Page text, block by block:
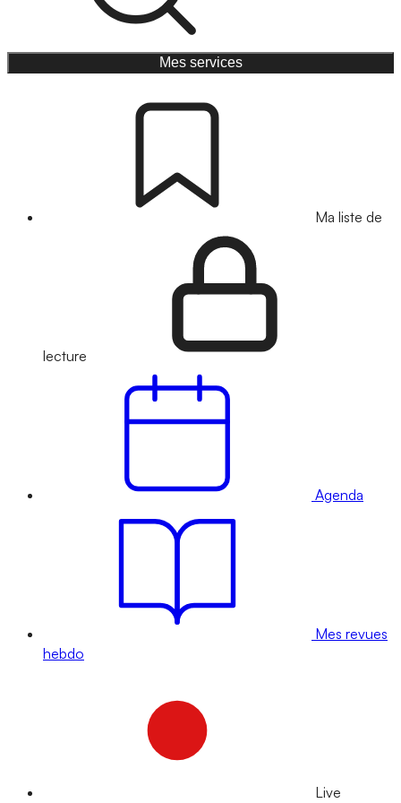
Mes services
Ma liste de
lecture
Agenda
Mes revues
hebdo
Live